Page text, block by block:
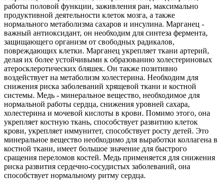
работы половой функции, заживления ран, максимально
продуктивной деятельности клеток мозга, а также
нормального метаболизма сахаров и инсулина. Марганец -
важный антиоксидант, он необходим для синтеза фермента,
защищающего организм от свободных радикалов,
повреждающих клетки. Марганец укрепляет ткани артерий,
делая их более устойчивыми к образованию холестериновых
атеросклеротических бляшек. Он также позитивно
воздействует на метаболизм холестерина. Необходим для
снижения риска заболеваний хрящевой ткани и костной
системы. Медь - минеральное вещество, необходимое для
нормальной работы сердца, снижения уровней сахара,
холестерина и мочевой кислоты в крови. Помимо этого, она
укрепляет костную ткань, способствует развитию клеток
крови, укрепляет иммунитет, способствует росту детей. Это
минеральное вещество необходимо для выработки коллагена в
костной ткани, имеет большое значение для быстрого
сращения переломов костей. Медь применяется для снижения
риска развития сердечно-сосудистых заболеваний, она
способствует нормальному ритму сердца.